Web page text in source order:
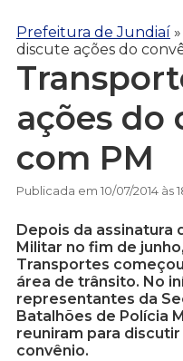
Prefeitura de Jundiaí »
discute ações do
ações do
com PM
Publicada em 10/07/2014 às
Depois da assinatura
Militar no fim de
Transportes
área de trânsito. No
representantes da
Batalhões de Polícia
reuniram para
convênio.